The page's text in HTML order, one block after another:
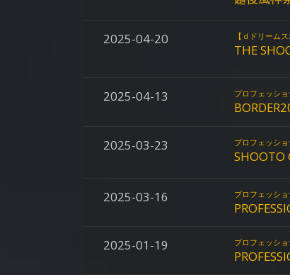
2025-04-20 【ｄドリーム
THE
2025-04-13 プロフェッシ
2025-03-23 プロフェッシ
SHOOTO
2025-03-16 プロフェッシ
2025-01-19 プロフェッシ